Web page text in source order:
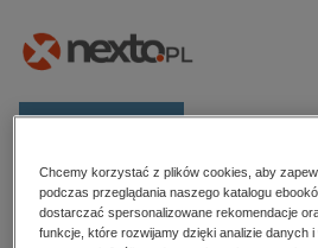
Kategorie
Zobacz wszystkie E-prasa
Strona główna Marta Szczocarz-
Chcemy korzystać z plików cookies, aby
podczas przeglądania naszego katalogu
dostarczać spersonalizowane rekomendacje
funkcje, które rozwijamy dzięki analizie danych